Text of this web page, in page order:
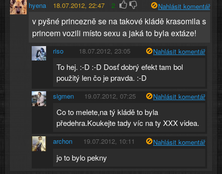
hyena 18.07.2012, 22:47 2 Nahlásit komentář
v pyšné princezně se na takové kládě krasomila s
princem vozili místo sexu a jaká to byla extáze!
riso 18.07.2012, 23:05 Nahlásit komentář
To hej. :-D :-D Dosť dobrý efekt tam bol
použitý len čo je pravda. :-D
sigmen 19.07.2012, 07:25 Nahlásit komentář
Co to melete,na tý kládě to byla
předehra.Koukejte tady víc na ty XXX videa.
archon 19.07.2012, 10:11 Nahlásit komentář
jo to bylo pekny